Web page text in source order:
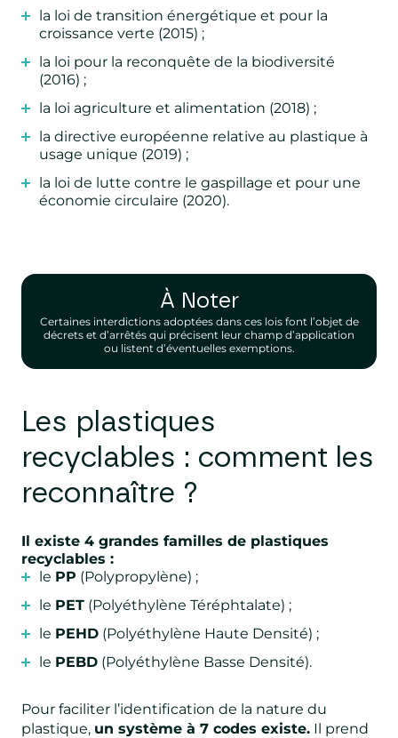
la loi de transition énergétique et pour la
croissance verte (2015) ;
la loi pour la reconquête de la biodiversité
(2016) ;
la loi agriculture et alimentation (2018) ;
la directive européenne relative au plastique à
usage unique (2019) ;
la loi de lutte contre le gaspillage et pour une
économie circulaire (2020).
À Noter
Certaines interdictions adoptées dans ces lois font l’objet de
décrets et d’arrêtés qui précisent leur champ d’application
ou listent d’éventuelles exemptions.
Les plastiques
recyclables : comment les
reconnaître ?
Il existe 4 grandes familles de plastiques
recyclables :
le PP (Polypropylène) ;
le PET (Polyéthylène Téréphtalate) ;
le PEHD (Polyéthylène Haute Densité) ;
le PEBD (Polyéthylène Basse Densité).
Pour faciliter l’identification de la nature du
plastique, un système à 7 codes existe. Il prend